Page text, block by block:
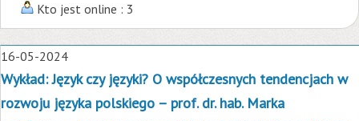
Kto jest online : 3
16-05-2024
Wykład: Język czy języki? O współczesnych tendencjach w
rozwoju języka polskiego – prof. dr. hab. Marka